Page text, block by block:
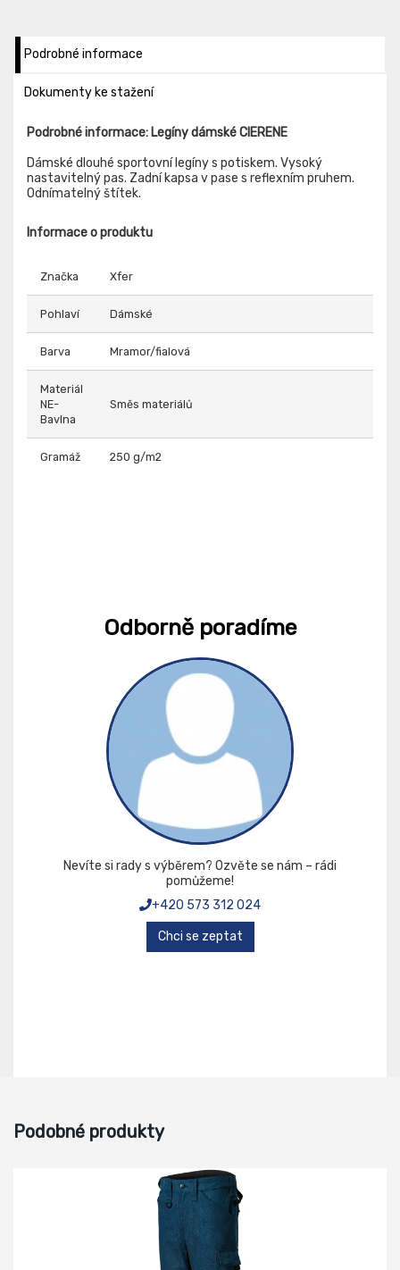
Podrobné informace
Dokumenty ke stažení
Podrobné informace: Legíny dámské CIERENE
Dámské dlouhé sportovní legíny s potiskem. Vysoký
nastavitelný pas. Zadní kapsa v pase s reflexním pruhem.
Odnímatelný štítek.
Informace o produktu
Značka Xfer
Pohlaví Dámské
Barva Mramor/fialová
Materiál
NE-
Bavlna
Směs materiálů
Gramáž 250 g/m2
Odborně poradíme
Nevíte si rady s výběrem? Ozvěte se nám – rádi
pomůžeme!
+420 573 312 024
Chci se zeptat
Podobné produkty